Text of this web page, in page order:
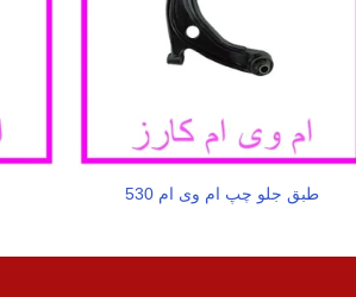
طبق جلو چپ ام وی ام 530